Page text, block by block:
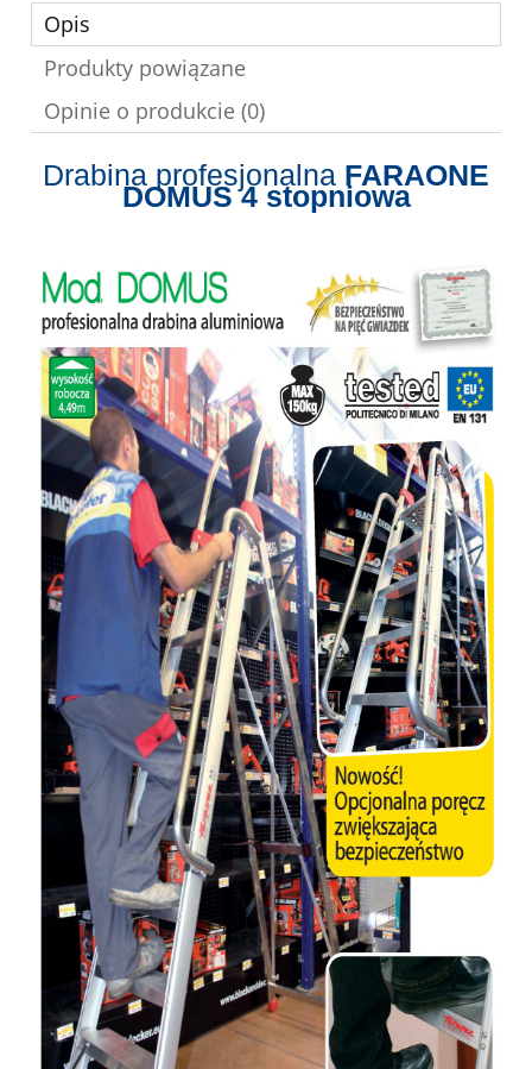
Opis
Produkty powiązane
Opinie o produkcie (0)
Drabina profesjonalna FARAONE
DOMUS 4 stopniowa